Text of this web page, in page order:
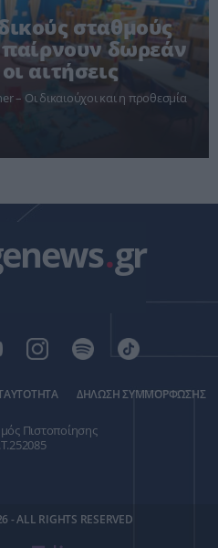
σταθμούς
παίρνουν δωρεάν
αιτήσεις
– Οι δικαιούχοι και η προθεσμία
.gr
ΔΗΛΩΣΗ ΣΥΜΜΟΡΦΩΣΗΣ
Πιστοποίησης
- ALL RIGHTS RESERVED